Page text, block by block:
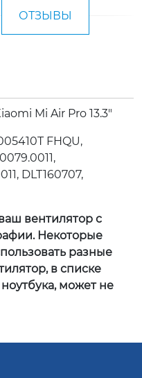
ОТЗЫВЫ
Mi Air Pro 13.3"
FHQU,
DLT160707,
вентилятор с
Некоторые
разные
в списке
может не